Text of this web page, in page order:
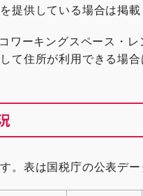
提供している場合は掲載
ワーキングスペース・
て住所が利用できる場
。表は国税庁の公表デー